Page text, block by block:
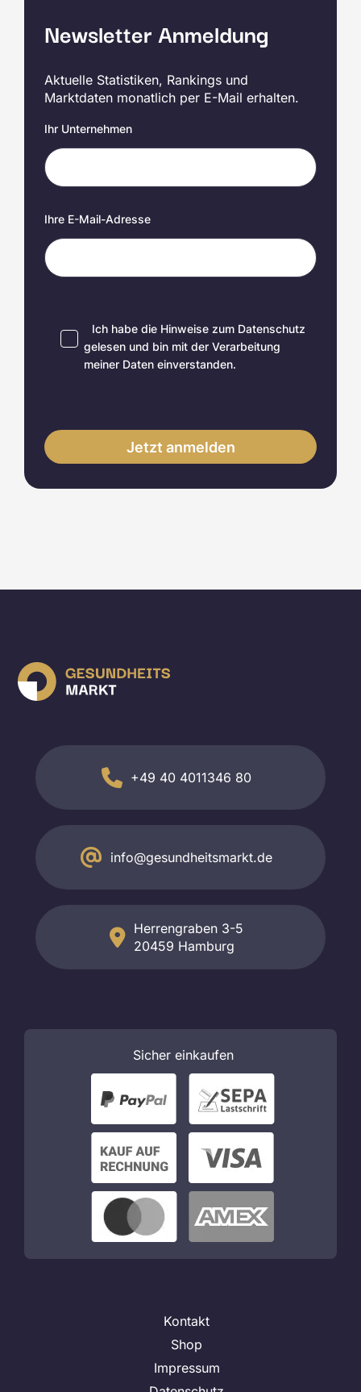
Newsletter Anmeldung
Aktuelle Statistiken, Rankings und
Marktdaten monatlich per E-Mail erhalten.
Ihr Unternehmen
Ihre E-Mail-Adresse
Ich habe die Hinweise zum Datenschutz
gelesen und bin mit der Verarbeitung
meiner Daten einverstanden.
+49 40 4011346 80
info@gesundheitsmarkt.de
Herrengraben 3-5
20459 Hamburg
Sicher einkaufen
Kontakt
Shop
Impressum